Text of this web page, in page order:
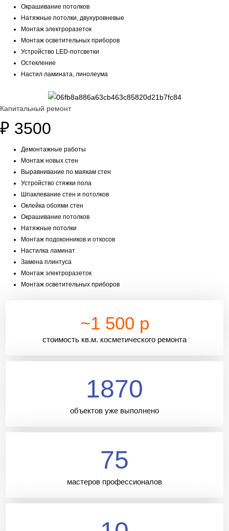
Окрашивание потолков
Натяжные потолки, двухуровневые
Монтаж электроразеток
Монтаж осветительных приборов
Устройство LED-потсветки
Остекление
Настил ламината, линолеума
Капитальный ремонт
₽ 3500
Демонтажные работы
Монтаж новых стен
Выравнивание по маякам стен
Устройство стяжки пола
Шпаклевание стен и потолков
Оклейка обоями стен
Окрашивание потолков
Натяжные потолки
Монтаж подоконников и откосов
Настилка ламинат
Замена плинтуса
Монтаж электроразеток
Монтаж осветительных приборов
~1 500 р
стоимость кв.м. косметического ремонта
1870
объектов уже выполнено
75
мастеров профессионалов